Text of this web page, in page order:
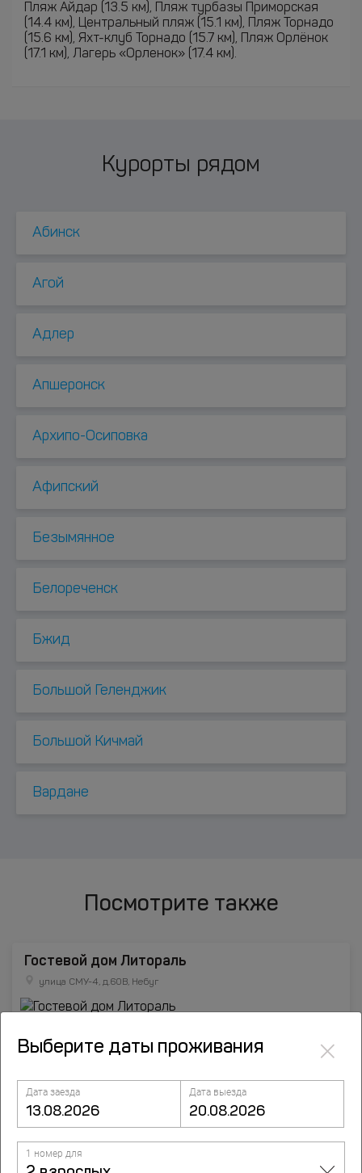
Пляж Айдар (13.5 км), Пляж турбазы Приморская
(14.4 км), Центральный пляж (15.1 км), Пляж Торнадо
(15.6 км), Яхт-клуб Торнадо (15.7 км), Пляж Орлёнок
(17.1 км), Лагерь «Орленок» (17.4 км).
Курорты рядом
Абинск
Агой
Адлер
Апшеронск
Архипо-Осиповка
Афипский
Безымянное
Белореченск
Бжид
Большой Геленджик
Большой Кичмай
Вардане
Посмотрите также
Гостевой дом Литораль
улица СМУ-4, д.60В, Небуг
Выберите даты проживания ×
Дата заезда Дата выезда
1 номер для